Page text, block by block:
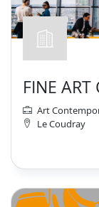
FINE ART
Art
Le Coudray